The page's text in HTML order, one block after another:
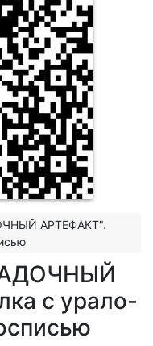
АРТЕФАКТ".
с урало-